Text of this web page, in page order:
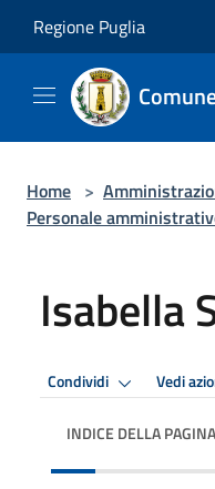
Regione Puglia
Home >
Personale
Isabella
Condividi Vedi
INDICE DELLA PAGINA